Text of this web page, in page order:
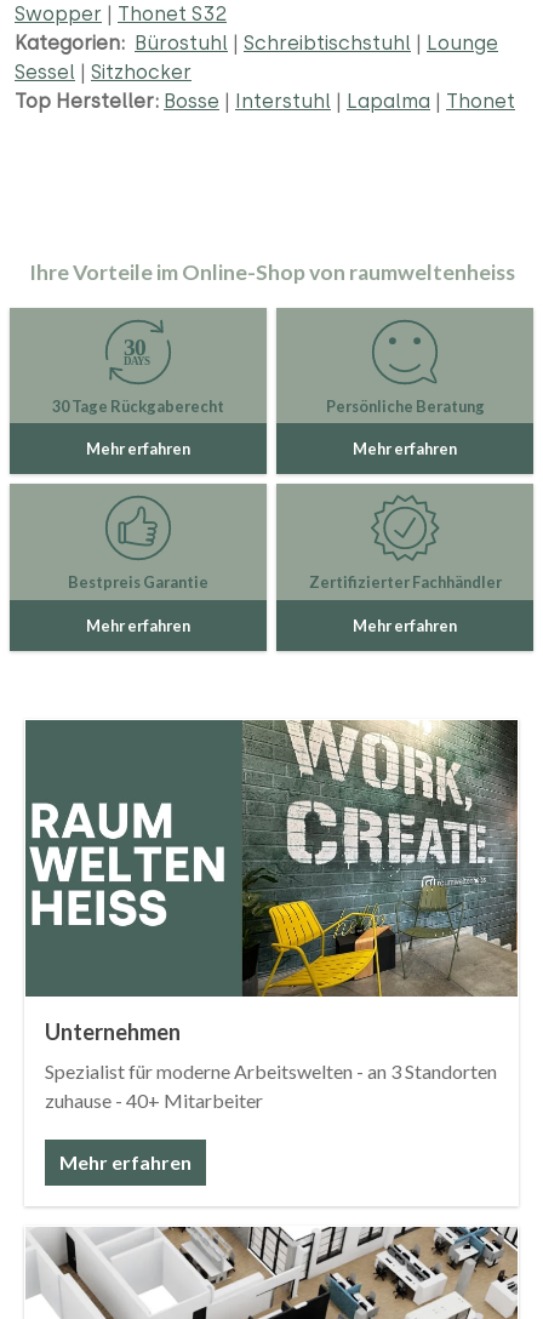
Swopper | Thonet S32
Kategorien: Bürostuhl | Schreibtischstuhl | Lounge
Sessel | Sitzhocker
Top Hersteller: Bosse | Interstuhl | Lapalma | Thonet
Ihre Vorteile im Online-Shop von raumweltenheiss
30 Tage Rückgaberecht
Mehr erfahren
Persönliche Beratung
Mehr erfahren
Bestpreis Garantie
Mehr erfahren
Zertifizierter Fachhändler
Mehr erfahren
Unternehmen
Spezialist für moderne Arbeitswelten - an 3 Standorten
zuhause - 40+ Mitarbeiter
Mehr erfahren